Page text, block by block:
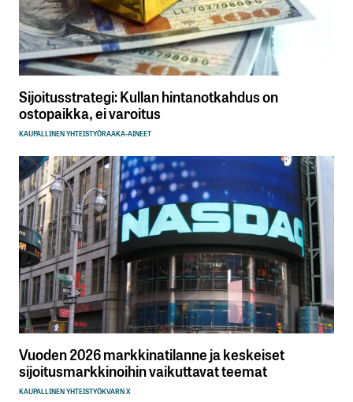
Sijoitusstrategi: Kullan hintanotkahdus on
ostopaikka, ei varoitus
KAUPALLINEN YHTEISTYÖRAAKA-AINEET
Vuoden 2026 markkinatilanne ja keskeiset
sijoitusmarkkinoihin vaikuttavat teemat
KAUPALLINEN YHTEISTYÖKVARN X